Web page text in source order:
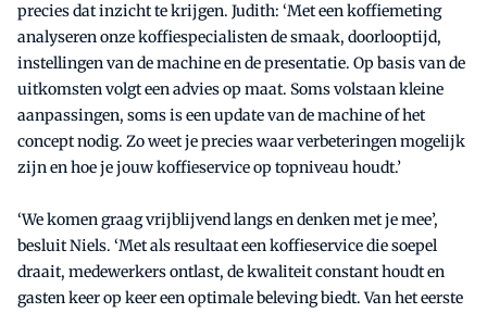
precies dat inzicht te krijgen. Judith: ‘Met een koffiemeting
analyseren onze koffiespecialisten de smaak, doorlooptijd,
instellingen van de machine en de presentatie. Op basis van de
uitkomsten volgt een advies op maat. Soms volstaan kleine
aanpassingen, soms is een update van de machine of het
concept nodig. Zo weet je precies waar verbeteringen mogelijk
zijn en hoe je jouw koffieservice op topniveau houdt.’
‘We komen graag vrijblijvend langs en denken met je mee’,
besluit Niels. ‘Met als resultaat een koffieservice die soepel
draait, medewerkers ontlast, de kwaliteit constant houdt en
gasten keer op keer een optimale beleving biedt. Van het eerste